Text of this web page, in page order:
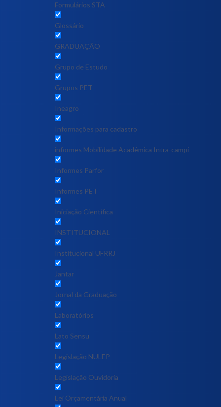
Formulários STA
Glossário
GRADUAÇÃO
Grupo de Estudo
Grupos PET
Ineagro
Informações para cadastro
informes Mobilidade Acadêmica Intra-campi
Informes Parfor
Informes PET
Iniciação Científica
INSTITUCIONAL
Institucional UFRRJ
Jantar
Jornal da Graduação
Laboratórios
Lato Sensu
Legislação NULEP
Legislação Ouvidoria
Lei Orçamentária Anual